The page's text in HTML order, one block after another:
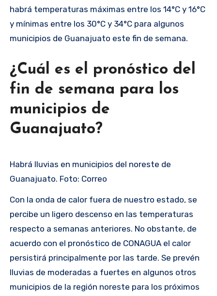
habrá temperaturas máximas entre los 14°C y 16°C
y mínimas entre los 30°C y 34°C para algunos
municipios de Guanajuato este fin de semana.
¿Cuál es el pronóstico del
fin de semana para los
municipios de
Guanajuato?
Habrá lluvias en municipios del noreste de
Guanajuato. Foto: Correo
Con la onda de calor fuera de nuestro estado, se
percibe un ligero descenso en las temperaturas
respecto a semanas anteriores. No obstante, de
acuerdo con el pronóstico de CONAGUA el calor
persistirá principalmente por las tarde. Se prevén
lluvias de moderadas a fuertes en algunos otros
municipios de la región noreste para los próximos